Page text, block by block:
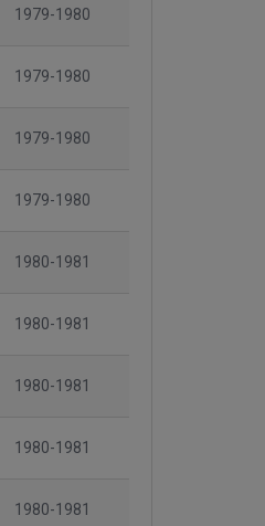
1979-1980
1979-1980
1979-1980
1979-1980
1980-1981
1980-1981
1980-1981
1980-1981
1980-1981